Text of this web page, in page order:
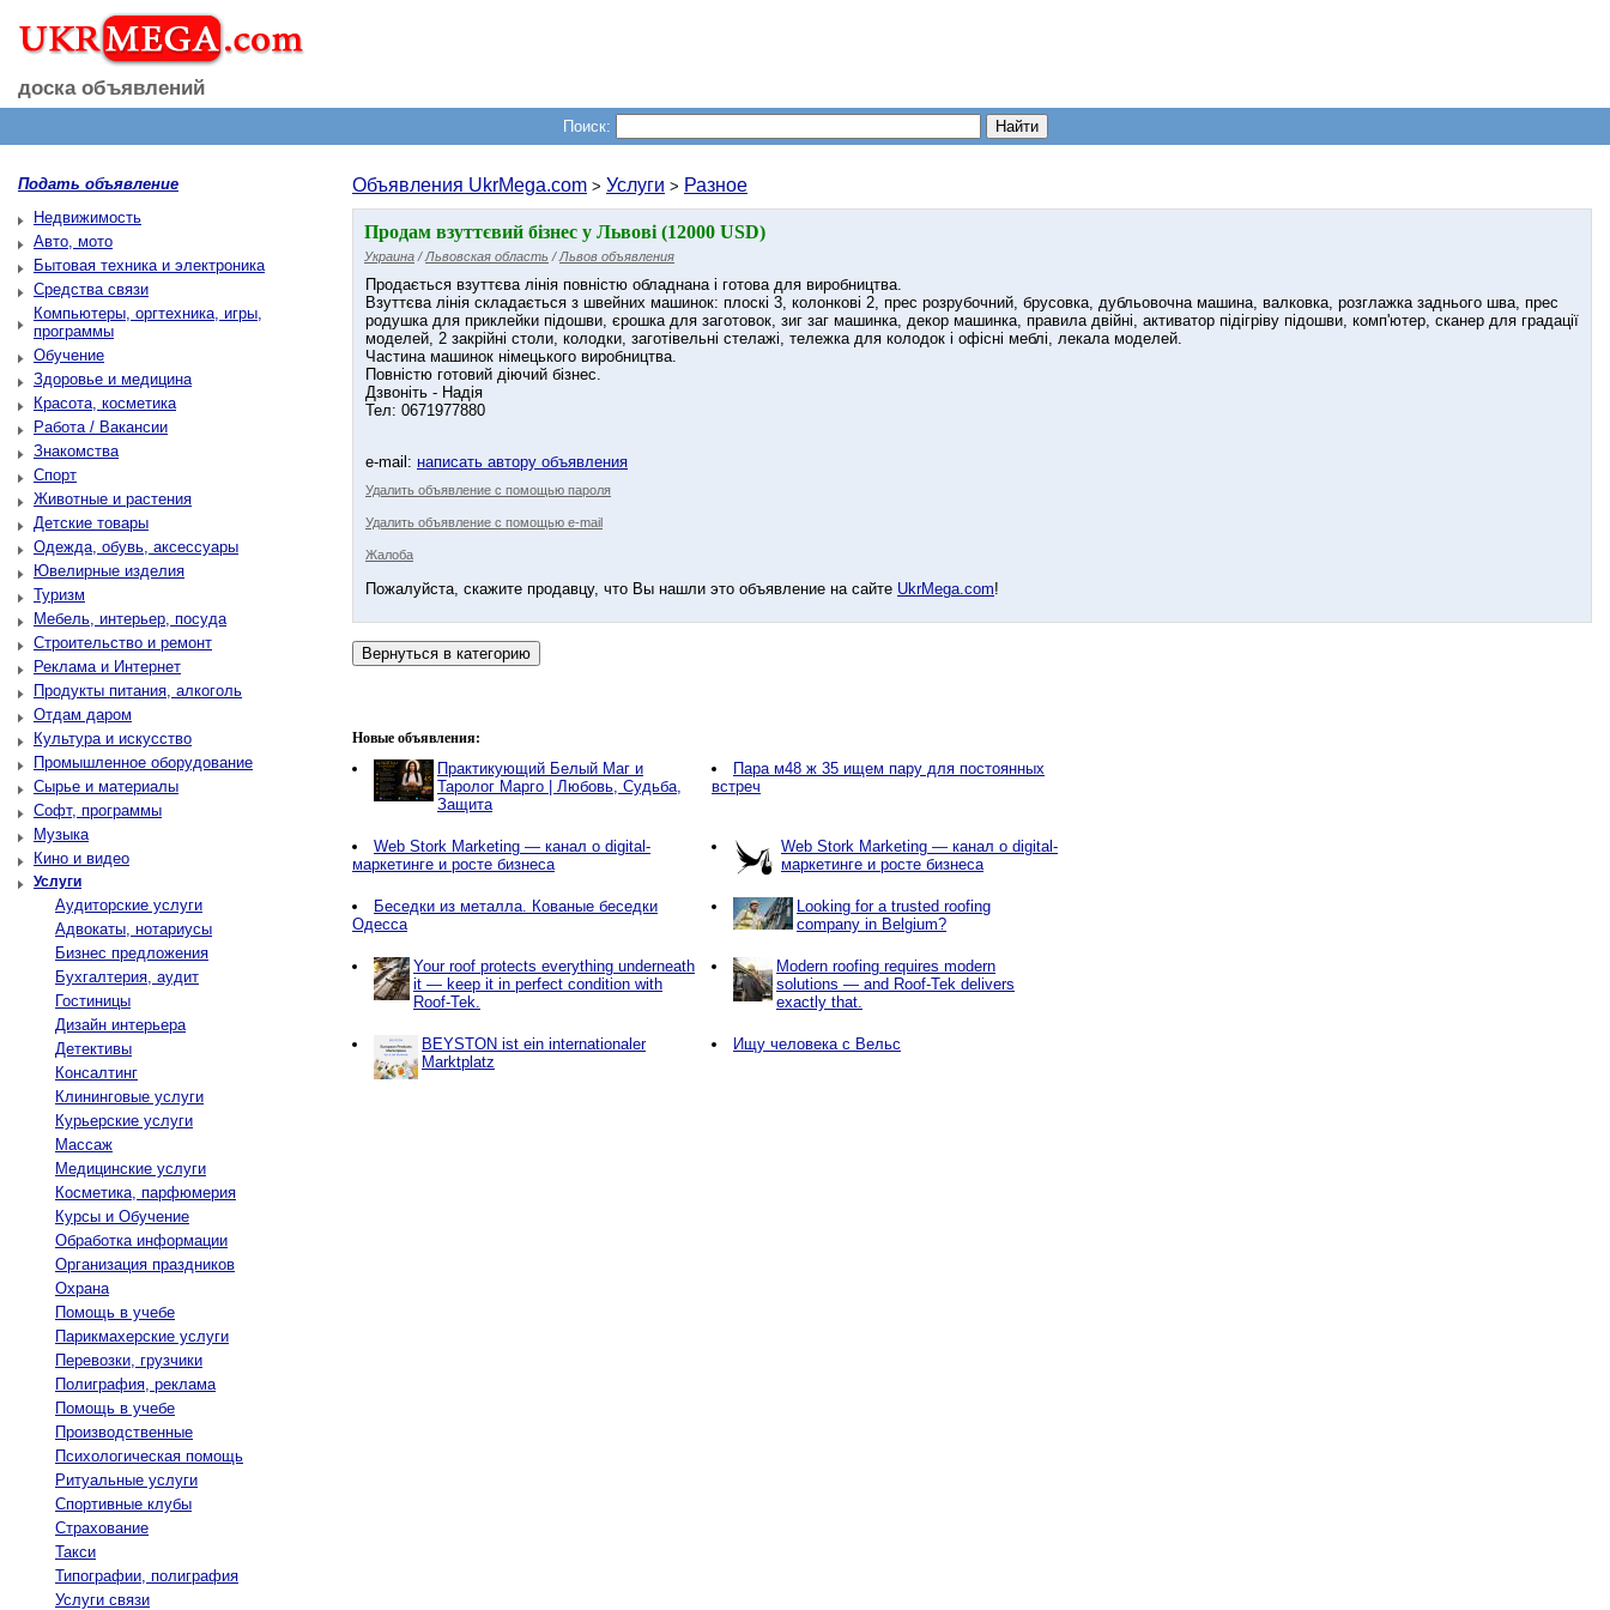
доска объявлений
Поиск:
Подать объявление
Недвижимость
Авто, мото
Бытовая техника и электроника
Средства связи
Компьютеры, оргтехника, игры,
программы
Обучение
Здоровье и медицина
Красота, косметика
Работа / Вакансии
Знакомства
Спорт
Животные и растения
Детские товары
Одежда, обувь, аксессуары
Ювелирные изделия
Туризм
Мебель, интерьер, посуда
Строительство и ремонт
Реклама и Интернет
Продукты питания, алкоголь
Отдам даром
Культура и искусство
Промышленное оборудование
Сырье и материалы
Софт, программы
Музыка
Кино и видео
Услуги
Аудиторские услуги
Адвокаты, нотариусы
Бизнес предложения
Бухгалтерия, аудит
Гостиницы
Дизайн интерьера
Детективы
Консалтинг
Клининговые услуги
Курьерские услуги
Массаж
Медицинские услуги
Косметика, парфюмерия
Курсы и Обучение
Обработка информации
Организация праздников
Охрана
Помощь в учебе
Парикмахерские услуги
Перевозки, грузчики
Полиграфия, реклама
Помощь в учебе
Производственные
Психологическая помощь
Ритуальные услуги
Спортивные клубы
Страхование
Такси
Типографии, полиграфия
Услуги связи
Объявления UkrMega.com > Услуги > Разное
Продам взуттєвий бізнес у Львові (12000 USD)
Украина /Львовская область /Львов объявления
Продається взуттєва лінія повністю обладнана і готова для виробництва.
Взуттєва лінія складається з швейних машинок: плоскі 3, колонкові 2, прес розрубочний, брусовка, дубльовочна машина, валковка, розглажка заднього шва, прес
родушка для приклейки підошви, єрошка для заготовок, зиг заг машинка, декор машинка, правила двійні, активатор підігріву підошви, комп'ютер, сканер для градації
моделей, 2 закрійні столи, колодки, заготівельні стелажі, тележка для колодок і офісні меблі, лекала моделей.
Частина машинок німецького виробництва.
Повністю готовий діючий бізнес.
Дзвоніть - Надія
Тел: 0671977880
e-mail: написать автору объявления
Удалить объявление с помощью пароля
Удалить объявление с помощью e-mail
Жалоба
Пожалуйста, скажите продавцу, что Вы нашли это объявление на сайте UkrMega.com!
Новые объявления:
Практикующий Белый Маг и
Таролог Марго | Любовь, Судьба,
Защита
Пара м48 ж 35 ищем пару для постоянных
встреч
Web Stork Marketing — канал о digital-
маркетинге и росте бизнеса
Web Stork Marketing — канал о digital-
маркетинге и росте бизнеса
Беседки из металла. Кованые беседки
Одесса
Looking for a trusted roofing
company in Belgium?
Your roof protects everything underneath
it — keep it in perfect condition with
Roof-Tek.
Modern roofing requires modern
solutions — and Roof-Tek delivers
exactly that.
BEYSTON ist ein internationaler
Marktplatz
Ищу человека с Вельс